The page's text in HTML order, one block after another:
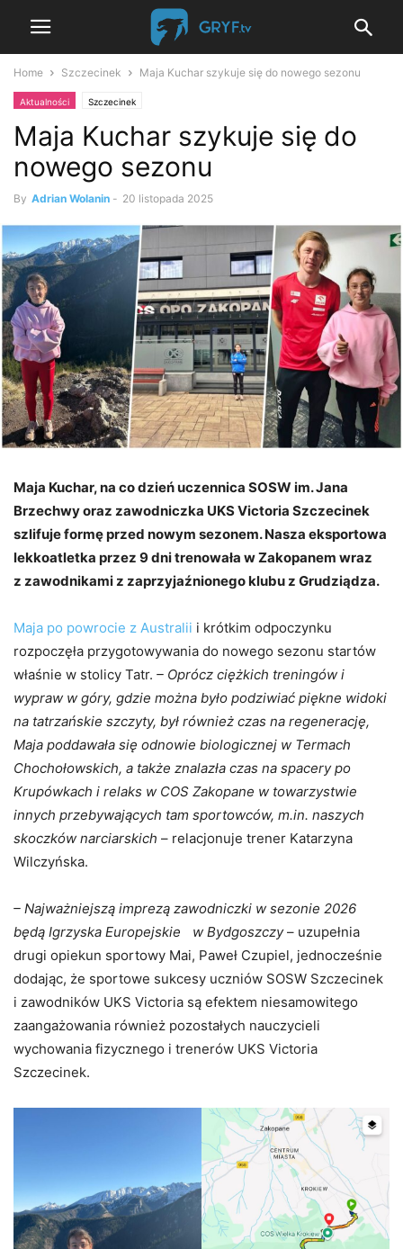
Home Szczecinek Maja Kuchar szykuje się do nowego sezonu
Aktualności Szczecinek
Maja Kuchar szykuje się do
nowego sezonu
By Adrian Wolanin - 20 listopada 2025
Maja Kuchar, na co dzień uczennica SOSW im. Jana
Brzechwy oraz zawodniczka UKS Victoria Szczecinek
szlifuje formę przed nowym sezonem. Nasza eksportowa
lekkoatletka przez 9 dni trenowała w Zakopanem wraz
z zawodnikami z zaprzyjaźnionego klubu z Grudziądza.
Maja po powrocie z Australii i krótkim odpoczynku
rozpoczęła przygotowywania do nowego sezonu startów
właśnie w stolicy Tatr. – Oprócz ciężkich treningów i
wypraw w góry, gdzie można było podziwiać piękne widoki
na tatrzańskie szczyty, był również czas na regenerację,
Maja poddawała się odnowie biologicznej w Termach
Chochołowskich, a także znalazła czas na spacery po
Krupówkach i relaks w COS Zakopane w towarzystwie
innych przebywających tam sportowców, m.in. naszych
skoczków narciarskich – relacjonuje trener Katarzyna
Wilczyńska.
– Najważniejszą imprezą zawodniczki w sezonie 2026
będą Igrzyska Europejskie w Bydgoszczy– uzupełnia
drugi opiekun sportowy Mai, Paweł Czupiel, jednocześnie
dodając, że sportowe sukcesy uczniów SOSW Szczecinek
i zawodników UKS Victoria są efektem niesamowitego
zaangażowania również pozostałych nauczycieli
wychowania fizycznego i trenerów UKS Victoria
Szczecinek.